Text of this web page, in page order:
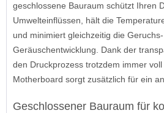
geschlossene Bauraum schützt Ihren
Umwelteinflüssen, hält die
und minimiert gleichzeitig die
Geräuschentwicklung. Dank der
den Druckprozess trotzdem immer
Motherboard sorgt zusätzlich für ein
Geschlossener Bauraum für